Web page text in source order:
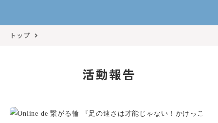
トップ
活動報告